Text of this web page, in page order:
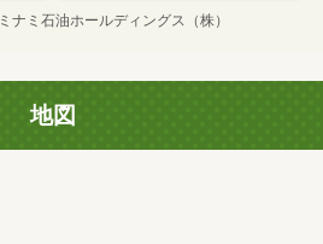
ミナミ石油ホールディングス（株）
地図